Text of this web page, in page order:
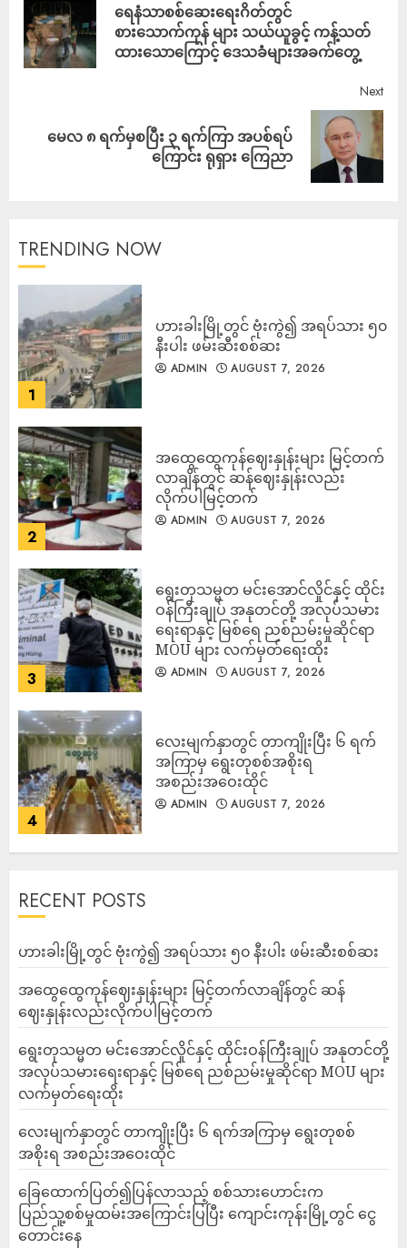
ရေနံသာစစ်ဆေးရေးဂိတ်တွင်
စားသောက်ကုန် များ သယ်ယူခွင့် ကန့်သတ်
ထားသောကြောင့် ဒေသခံများအခက်တွေ့
Next
မေလ ၈ ရက်မှစပြီး ၃ ရက်ကြာ အပစ်ရပ်
ကြောင်း ရုရှား ကြေညာ
TRENDING NOW
1
ဟားခါးမြို့တွင် ဗုံးကွဲ၍ အရပ်သား ၅၀
နီးပါး ဖမ်းဆီးစစ်ဆး
ADMIN AUGUST 7, 2026
2
အထွေထွေကုန်ဈေးနှုန်းများ မြင့်တက်
လာချိန်တွင် ဆန်ဈေးနှုန်းလည်း
လိုက်ပါမြင့်တက်
ADMIN AUGUST 7, 2026
3
ရွေးတုသမ္မတ မင်းအောင်လှိုင်နှင့် ထိုင်း
ဝန်ကြီးချုပ် အနုတင်တို့ အလုပ်သမား
ရေးရာနှင့် မြစ်ရေ ညစ်ညမ်းမှုဆိုင်ရာ
MOU များ လက်မှတ်ရေးထိုး
ADMIN AUGUST 7, 2026
4
လေးမျက်နှာတွင် တာကျိုးပြီး ၆ ရက်
အကြာမှ ရွေးတုစစ်အစိုးရ
အစည်းအဝေးထိုင်
ADMIN AUGUST 7, 2026
RECENT POSTS
ဟားခါးမြို့တွင် ဗုံးကွဲ၍ အရပ်သား ၅၀ နီးပါး ဖမ်းဆီးစစ်ဆး
အထွေထွေကုန်ဈေးနှုန်းများ မြင့်တက်လာချိန်တွင် ဆန်
ဈေးနှုန်းလည်းလိုက်ပါမြင့်တက်
ရွေးတုသမ္မတ မင်းအောင်လှိုင်နှင့် ထိုင်းဝန်ကြီးချုပ် အနုတင်တို့
အလုပ်သမားရေးရာနှင့် မြစ်ရေ ညစ်ညမ်းမှုဆိုင်ရာ MOU များ
လက်မှတ်ရေးထိုး
လေးမျက်နှာတွင် တာကျိုးပြီး ၆ ရက်အကြာမှ ရွေးတုစစ်
အစိုးရ အစည်းအဝေးထိုင်
ခြေထောက်ပြတ်၍ပြန်လာသည့် စစ်သားဟောင်းက
ပြည်သူ့စစ်မှုထမ်းအကြောင်းပြပြီး ကျောင်းကုန်းမြို့တွင် ငွေ
တောင်းနေ